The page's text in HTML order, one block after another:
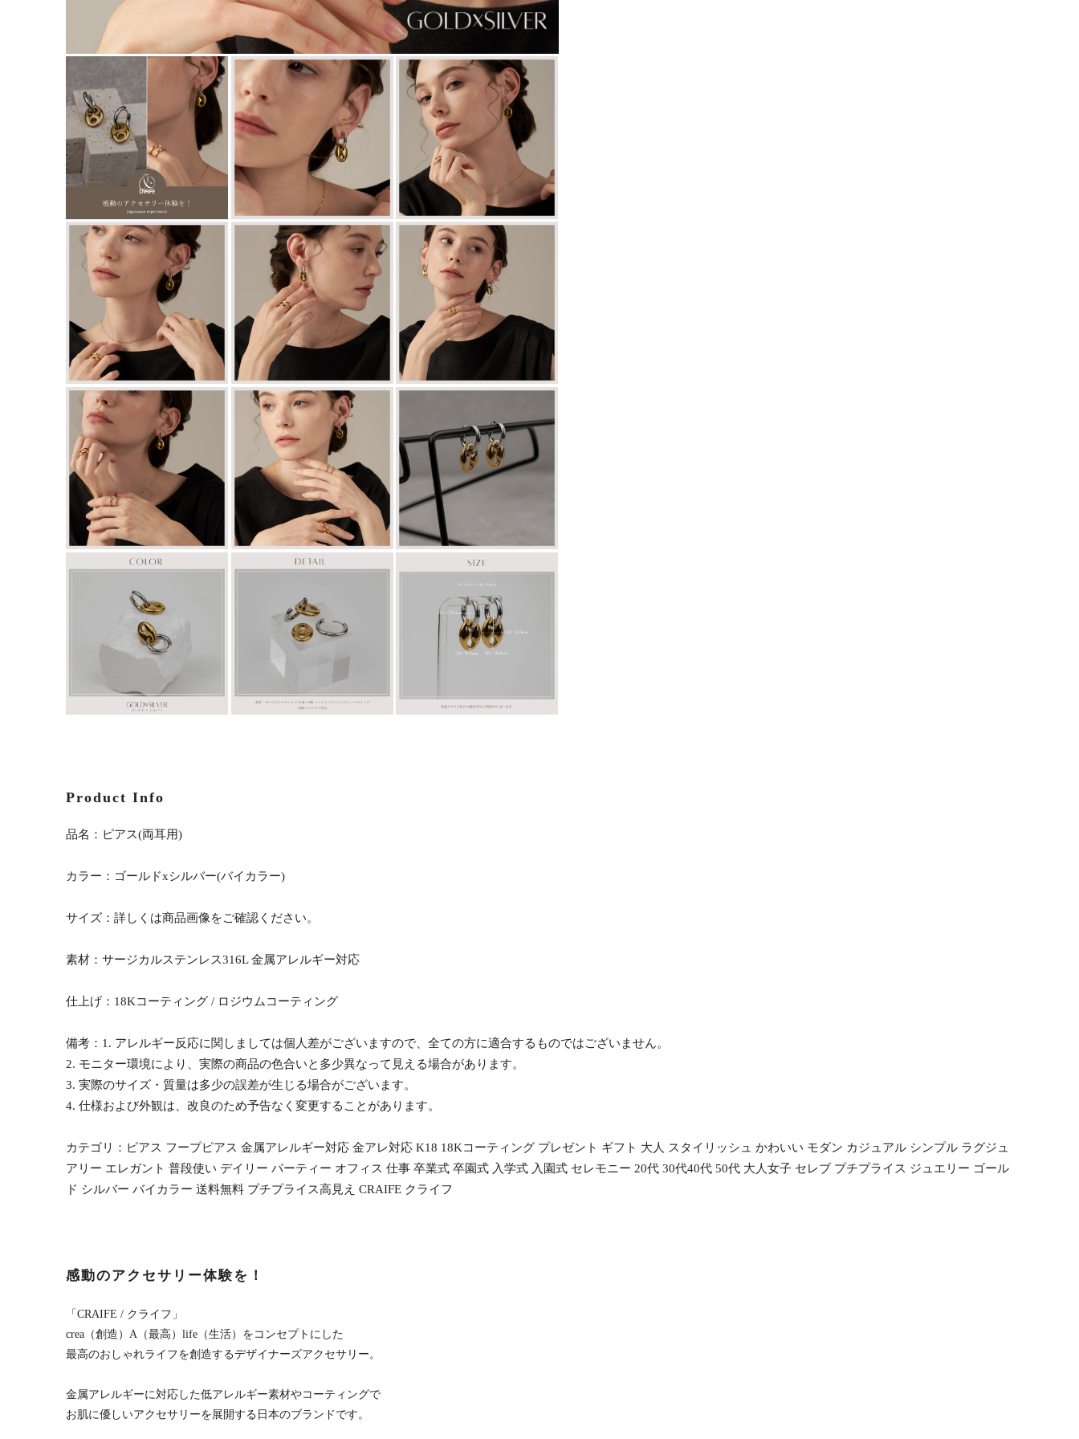
Product Info
品名：ピアス(両耳用)
カラー：ゴールドxシルバー(バイカラー)
サイズ：詳しくは商品画像をご確認ください。
素材：サージカルステンレス316L 金属アレルギー対応
仕上げ：18Kコーティング / ロジウムコーティング
備考：1. アレルギー反応に関しましては個人差がございますので、全ての方に適合するものではございません。
2. モニター環境により、実際の商品の色合いと多少異なって見える場合があります。
3. 実際のサイズ・質量は多少の誤差が生じる場合がございます。
4. 仕様および外観は、改良のため予告なく変更することがあります。
カテゴリ：ピアス フープピアス 金属アレルギー対応 金アレ対応 K18 18Kコーティング プレゼント ギフト 大人 スタイリッシュ かわいい モダン カジュアル シンプル ラグジュ
アリー エレガント 普段使い デイリー パーティー オフィス 仕事 卒業式 卒園式 入学式 入園式 セレモニー 20代 30代40代 50代 大人女子 セレブ プチプライス ジュエリー ゴール
ド シルバー バイカラー 送料無料 プチプライス高見え CRAIFE クライフ
感動のアクセサリー体験を！
「CRAIFE / クライフ」
crea（創造）A（最高）life（生活）をコンセプトにした
最高のおしゃれライフを創造するデザイナーズアクセサリー。
金属アレルギーに対応した低アレルギー素材やコーティングで
お肌に優しいアクセサリーを展開する日本のブランドです。